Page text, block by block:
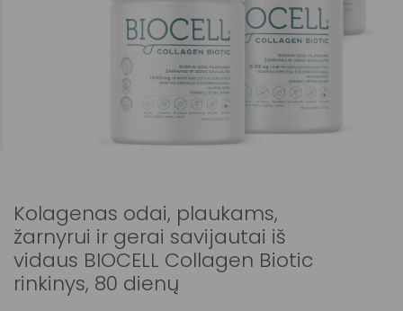
Kolagenas odai, plaukams,
žarnyrui ir gerai savijautai iš
vidaus BIOCELL Collagen Biotic
rinkinys, 80 dienų